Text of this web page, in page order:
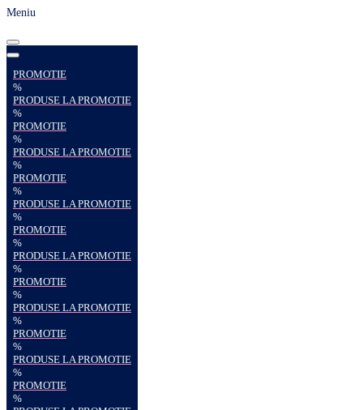
Meniu
PROMOTIE
%
PRODUSE LA PROMOTIE
%
PROMOTIE
%
PRODUSE LA PROMOTIE
%
PROMOTIE
%
PRODUSE LA PROMOTIE
%
PROMOTIE
%
PRODUSE LA PROMOTIE
%
PROMOTIE
%
PRODUSE LA PROMOTIE
%
PROMOTIE
%
PRODUSE LA PROMOTIE
%
PROMOTIE
%